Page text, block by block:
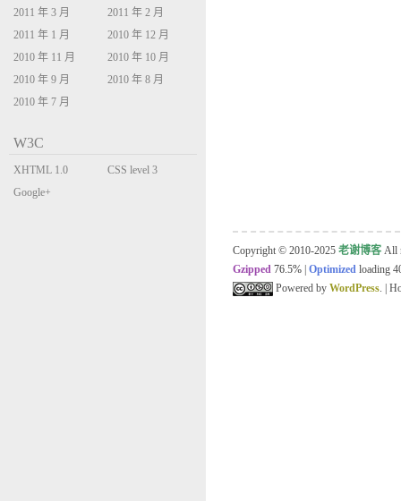
2011 年 3 月
2011 年 2 月
2011 年 1 月
2010 年 12 月
2010 年 11 月
2010 年 10 月
2010 年 9 月
2010 年 8 月
2010 年 7 月
W3C
XHTML 1.0
Transitional
CSS level 3
Google+
Copyright © 2010-2025 老谢博客 All
Gzipped 76.5% Optimized loading
Powered by WordPress. |